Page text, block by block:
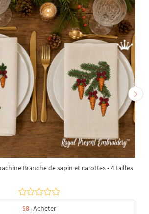
Branche de sapin et carottes - 4 tailles
$8| Acheter